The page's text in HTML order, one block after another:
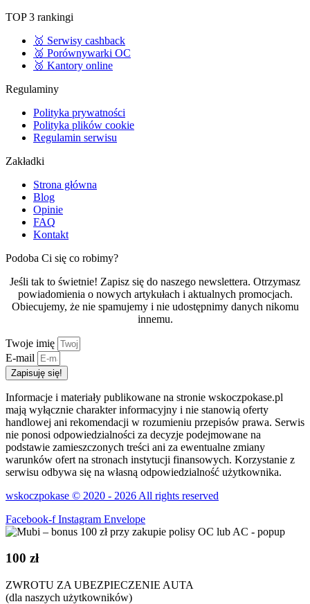
TOP 3 rankingi
🥇 Serwisy cashback
🥈 Porównywarki OC
🥉 Kantory online
Regulaminy
Polityka prywatności
Polityka plików cookie
Regulamin serwisu
Zakładki
Strona główna
Blog
Opinie
FAQ
Kontakt
Podoba Ci się co robimy?
Jeśli tak to świetnie! Zapisz się do naszego newslettera. Otrzymasz
powiadomienia o nowych artykułach i aktualnych promocjach.
Obiecujemy, że nie spamujemy i nie udostępnimy danych nikomu
innemu.
Twoje imię
E-mail
Zapisuję się!
Informacje i materiały publikowane na stronie wskoczpokase.pl
mają wyłącznie charakter informacyjny i nie stanowią oferty
handlowej ani rekomendacji w rozumieniu przepisów prawa. Serwis
nie ponosi odpowiedzialności za decyzje podejmowane na
podstawie zamieszczonych treści ani za ewentualne zmiany
warunków ofert na stronach instytucji finansowych. Korzystanie z
serwisu odbywa się na własną odpowiedzialność użytkownika.
wskoczpokase © 2020 - 2026 All rights reserved
Facebook-f Instagram Envelope
100 zł
ZWROTU ZA UBEZPIECZENIE AUTA
(dla naszych użytkowników)